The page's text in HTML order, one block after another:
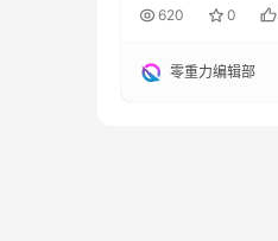
620 0
零重力编辑部